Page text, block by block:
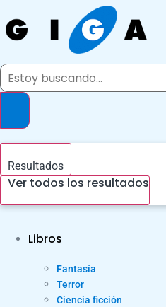
al
contenido
Search
Resultados
Ver todos los resultados
Libros
Fantasía
Terror
Ciencia ficción